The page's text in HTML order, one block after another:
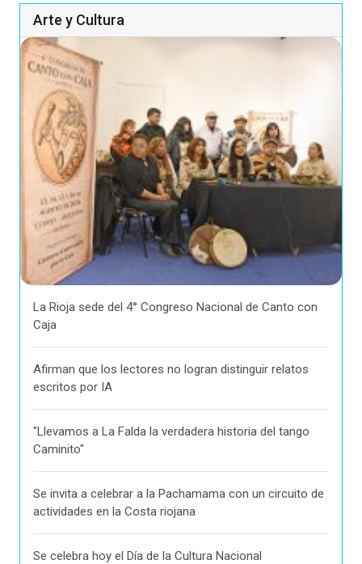
Arte y Cultura
La Rioja sede del 4° Congreso Nacional de Canto con
Caja
Afirman que los lectores no logran distinguir relatos
escritos por IA
"Llevamos a La Falda la verdadera historia del tango
Caminito"
Se invita a celebrar a la Pachamama con un circuito de
actividades en la Costa riojana
Se celebra hoy el Día de la Cultura Nacional